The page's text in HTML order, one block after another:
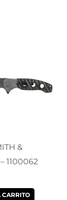
&
1100062